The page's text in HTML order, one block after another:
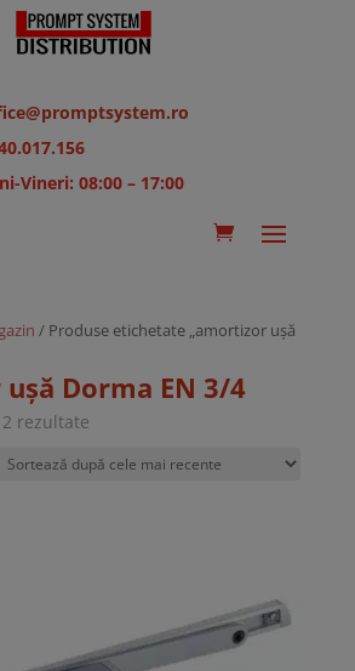
Vineri: 08:00 – 17:00
/ Produse etichetate „amortizor ușă
Dorma EN 3/4
rezultateSortat
cele
mai